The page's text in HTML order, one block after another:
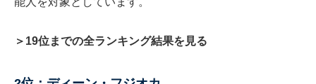
＞19位までの全ランキング結果を見る